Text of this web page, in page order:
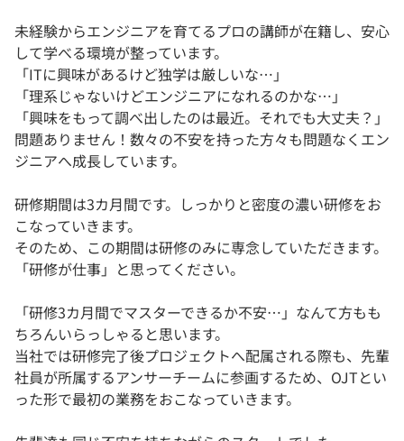
未経験からエンジニアを育てるプロの講師が在籍し、安心
して学べる環境が整っています。
「ITに興味があるけど独学は厳しいな…」
「理系じゃないけどエンジニアになれるのかな…」
「興味をもって調べ出したのは最近。それでも大丈夫？」
問題ありません！数々の不安を持った方々も問題なくエン
ジニアへ成長しています。
研修期間は3カ月間です。しっかりと密度の濃い研修をお
こなっていきます。
そのため、この期間は研修のみに専念していただきます。
「研修が仕事」と思ってください。
「研修3カ月間でマスターできるか不安…」なんて方もも
ちろんいらっしゃると思います。
当社では研修完了後プロジェクトへ配属される際も、先輩
社員が所属するアンサーチームに参画するため、OJTとい
った形で最初の業務をおこなっていきます。